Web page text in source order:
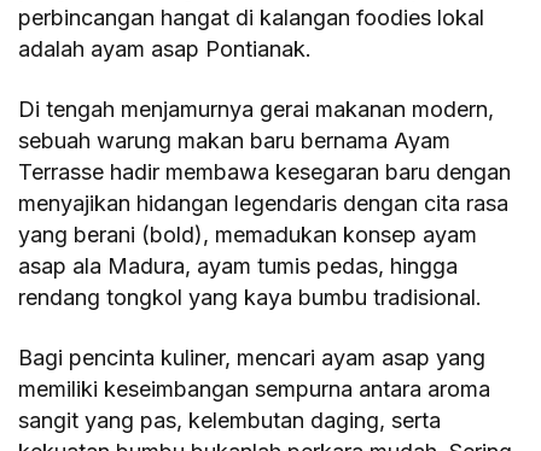
perbincangan hangat di kalangan foodies lokal
adalah ayam asap Pontianak.
Di tengah menjamurnya gerai makanan modern,
sebuah warung makan baru bernama Ayam
Terrasse hadir membawa kesegaran baru dengan
menyajikan hidangan legendaris dengan cita rasa
yang berani (bold), memadukan konsep ayam
asap ala Madura, ayam tumis pedas, hingga
rendang tongkol yang kaya bumbu tradisional.
Bagi pencinta kuliner, mencari ayam asap yang
memiliki keseimbangan sempurna antara aroma
sangit yang pas, kelembutan daging, serta